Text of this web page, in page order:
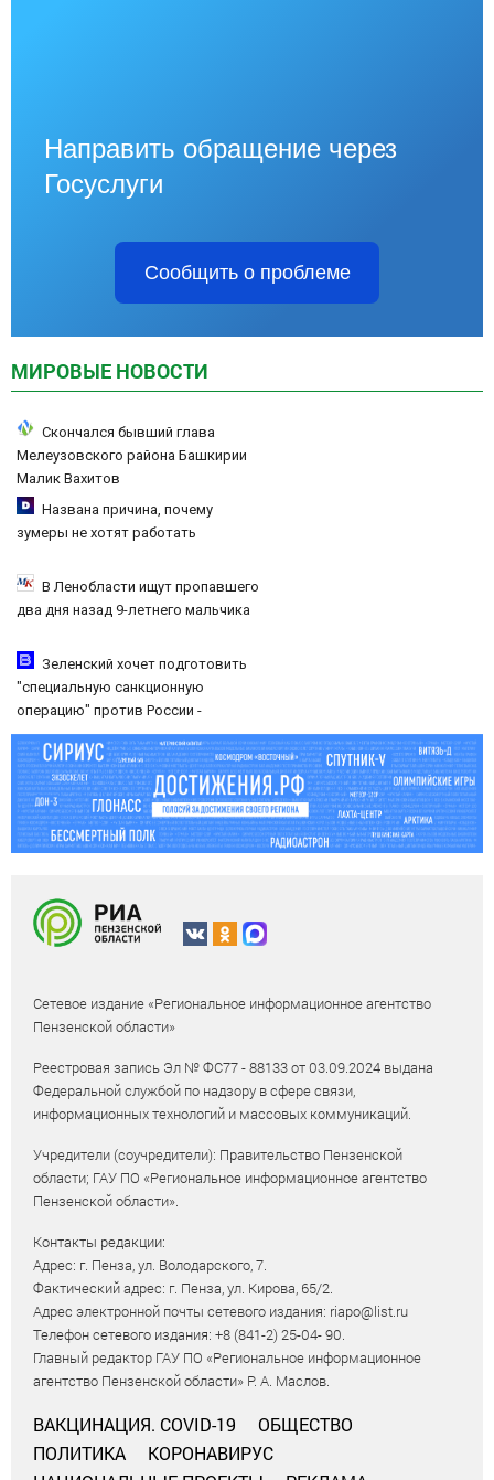
Направить обращение через
Госуслуги
Сообщить о проблеме
МИРОВЫЕ НОВОСТИ
Скончался бывший глава
Мелеузовского района Башкирии
Малик Вахитов
Названа причина, почему
зумеры не хотят работать
В Ленобласти ищут пропавшего
два дня назад 9-летнего мальчика
Зеленский хочет подготовить
"специальную санкционную
операцию" против России -
Новости на Вести.ru
Сетевое издание «Региональное информационное агентство
Пензенской области»
Реестровая запись Эл № ФС77 - 88133 от 03.09.2024 выдана
Федеральной службой по надзору в сфере связи,
информационных технологий и массовых коммуникаций.
Учредители (соучредители): Правительство Пензенской
области; ГАУ ПО «Региональное информационное агентство
Пензенской области».
Контакты редакции:
Адрес: г. Пенза, ул. Володарского, 7.
Фактический адрес: г. Пенза, ул. Кирова, 65/2.
Адрес электронной почты сетевого издания: riapo@list.ru
Телефон сетевого издания: +8 (841-2) 25-04- 90.
Главный редактор ГАУ ПО «Региональное информационное
агентство Пензенской области» Р. А. Маслов.
ВАКЦИНАЦИЯ. COVID-19
ОБЩЕСТВО
ПОЛИТИКА
КОРОНАВИРУС